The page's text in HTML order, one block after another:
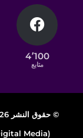
4٬100
متابع
© حقوق النشر 2026، جميع الحقوق محفوظة |
Media) -